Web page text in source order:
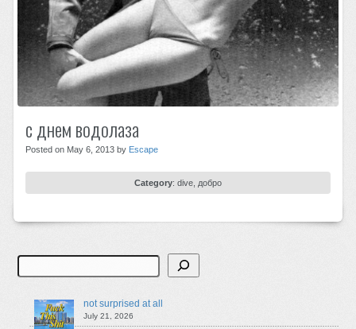
с днем водолаза
Posted on May 6, 2013 by Escape
Category: dive добро
Search
not surprised at all
July 21, 2026